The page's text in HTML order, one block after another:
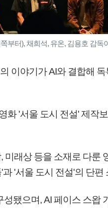
부터), 채희석, 유온, 김용호 감
이야기가 AI와 결합해
화 '서울 도시 전설' 제작
래상 등을 소재로 다룬
'서울 도시 전설'의 단편
됐으며, AI 페이스 스왑